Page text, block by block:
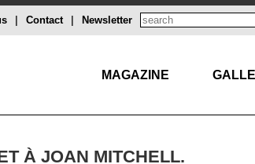
Newsletter
Contact
MAGAZINE
À JOAN MITCHELL.